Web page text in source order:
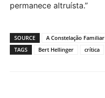
permanece altruísta.”
SOURCE
A Constelação Familiar
TAGS
Bert Hellinger crítica